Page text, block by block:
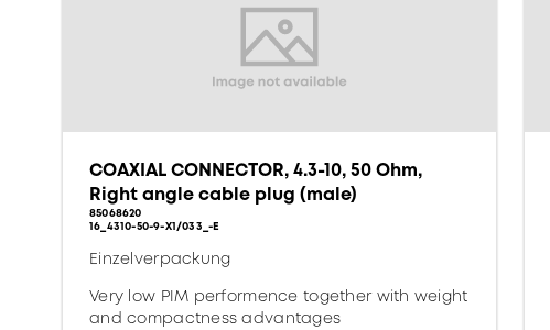
COAXIAL CONNECTOR, 4.3-10, 50 Ohm,
Right angle cable plug (male)
85068620
16_4310-50-9-X1/033_-E
Einzelverpackung
Very low PIM performence together with weight
and compactness advantages